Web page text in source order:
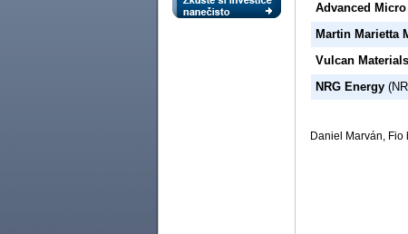
Advanced
Martin Marietta
Vulcan Materials
NRG Energy
Daniel Marván, Fio